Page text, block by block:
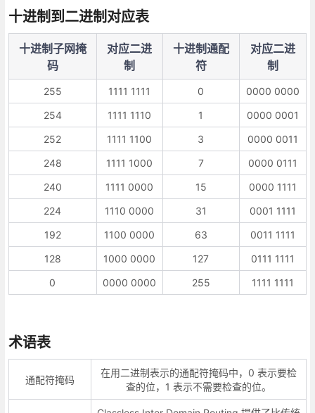
十进制到二进制对应表
十进制子网掩
码
对应二进
制
十进制通配
符
对应二进
制
255 1111 1111 0
0000 0000
254
1111 1110 1
0000 0001
252
1111 1100 3
0000 0011
248
1111 1000 7
0000 0111
240
1111 0000 15
0000 1111
224
1110 0000 31
0001 1111
192
1100 0000 63
0011 1111
128
1000 0000 127
0111 1111
0
0000 0000 255 1111 1111
术语表
通配符掩码
在用二进制表示的通配符掩码中，0 表示要检
查的位，1 表示不需要检查的位。